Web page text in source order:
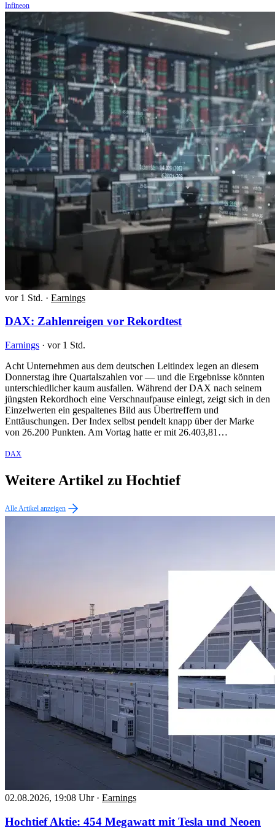
Infineon
vor 1 Std. · Earnings
DAX: Zahlenreigen vor Rekordtest
Earnings · vor 1 Std.
Acht Unternehmen aus dem deutschen Leitindex legen an diesem
Donnerstag ihre Quartalszahlen vor — und die Ergebnisse könnten
unterschiedlicher kaum ausfallen. Während der DAX nach seinem
jüngsten Rekordhoch eine Verschnaufpause einlegt, zeigt sich in den
Einzelwerten ein gespaltenes Bild aus Übertreffern und
Enttäuschungen. Der Index selbst pendelt knapp über der Marke
von 26.200 Punkten. Am Vortag hatte er mit 26.403,81…
DAX
Weitere Artikel zu Hochtief
Alle Artikel anzeigen
02.08.2026, 19:08 Uhr · Earnings
Hochtief Aktie: 454 Megawatt mit Tesla und Neoen